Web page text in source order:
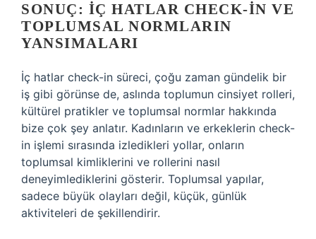
SONUÇ: İÇ HATLAR CHECK-IN VE
TOPLUMSAL NORMLARIN
YANSIMALARI
İç hatlar check-in süreci, çoğu zaman gündelik bir
iş gibi görünse de, aslında toplumun cinsiyet rolleri,
kültürel pratikler ve toplumsal normlar hakkında
bize çok şey anlatır. Kadınların ve erkeklerin check-
in işlemi sırasında izledikleri yollar, onların
toplumsal kimliklerini ve rollerini nasıl
deneyimlediklerini gösterir. Toplumsal yapılar,
sadece büyük olayları değil, küçük, günlük
aktiviteleri de şekillendirir.